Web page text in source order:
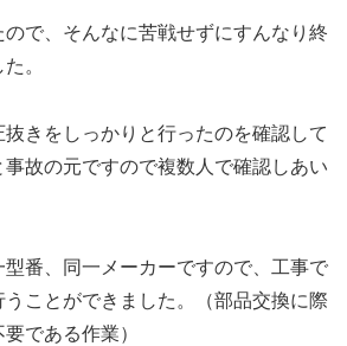
で、そんなに苦戦せずにすんなり終
。
きをしっかりと行ったのを確認して
故の元ですので複数人で確認しあい
番、同一メーカーですので、工事で
ことができました。（部品交換に際
である作業）